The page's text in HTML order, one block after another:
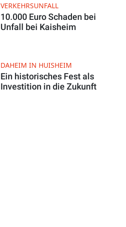
VERKEHRSUNFALL
10.000 Euro Schaden bei
Unfall bei Kaisheim
DAHEIM IN HUISHEIM
Ein historisches Fest als
Investition in die Zukunft